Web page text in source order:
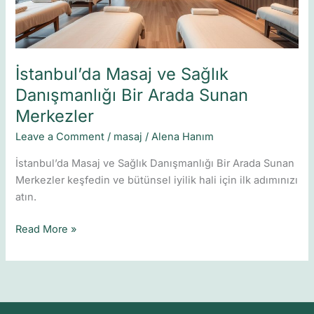
İstanbul’da Masaj ve Sağlık
Danışmanlığı Bir Arada Sunan
Merkezler
Leave a Comment / masaj /Alena Hanım
İstanbul’da Masaj ve Sağlık Danışmanlığı Bir Arada Sunan
Merkezler keşfedin ve bütünsel iyilik hali için ilk adımınızı
atın.
Sunan
Merkezler
Read More »